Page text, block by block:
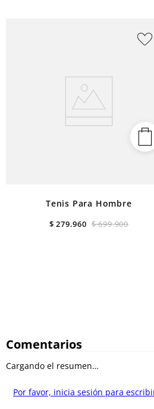
Tenis Para Hombre
$ 699.900
$ 279.960
Comentarios
Cargando el resumen…
Por favor, inicia sesión para